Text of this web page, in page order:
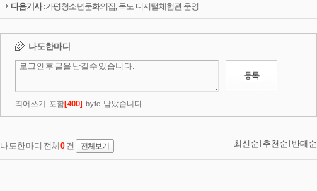
다음기사 :가평청소년문화의집, 독도 디지털체험관 운영